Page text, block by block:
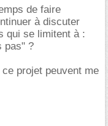
de faire
à discuter
qui se limitent à :
pas" ?
projet peuvent me